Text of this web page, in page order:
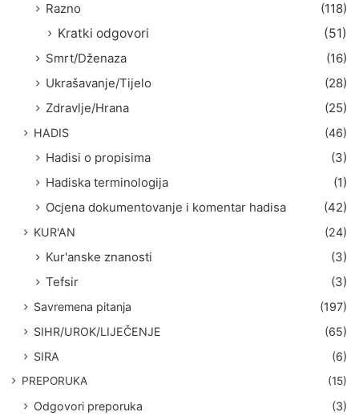
Razno
(118)
Kratki odgovori
(51)
Smrt/Dženaza
(16)
Ukrašavanje/Tijelo
(28)
Zdravlje/Hrana
(25)
HADIS (46)
Hadisi o propisima
(3)
Hadiska terminologija
(1)
Ocjena dokumentovanje i komentar hadisa
(42)
KUR'AN (24)
Kur'anske znanosti
(3)
Tefsir
(3)
Savremena pitanja
(197)
SIHR/UROK/LIJEČENJE
(65)
SIRA
(6)
PREPORUKA (15)
Odgovori preporuka
(3)